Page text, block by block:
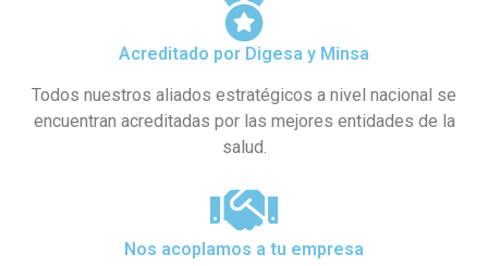
Acreditado por Digesa y Minsa​
Todos nuestros aliados estratégicos a nivel nacional se
encuentran acreditadas por las mejores entidades de la
salud.
Nos acoplamos a tu empresa